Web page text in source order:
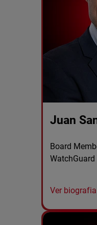
Juan
Board
Ver biografia